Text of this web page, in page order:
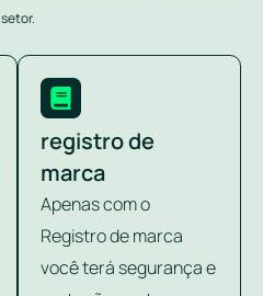
setor.
registro de
marca
Apenas com o
Registro de marca
você terá segurança e